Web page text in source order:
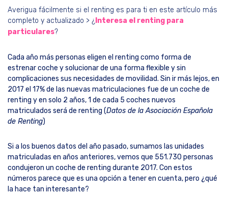
Averigua fácilmente si el renting es para ti en este artículo más
completo y actualizado > ¿ Interesa el renting para
particulares?
Cada año más personas eligen el renting como forma de
estrenar coche y solucionar de una forma flexible y sin
complicaciones sus necesidades de movilidad. Sin ir más lejos, en
2017 el 17% de las nuevas matriculaciones fue de un coche de
renting y en solo 2 años, 1 de cada 5 coches nuevos
matriculados será de renting (Datos de la Asociación Española
de Renting)
Si a los buenos datos del año pasado, sumamos las unidades
matriculadas en años anteriores, vemos que 551.730 personas
condujeron un coche de renting durante 2017. Con estos
números parece que es una opción a tener en cuenta, pero ¿qué
la hace tan interesante?